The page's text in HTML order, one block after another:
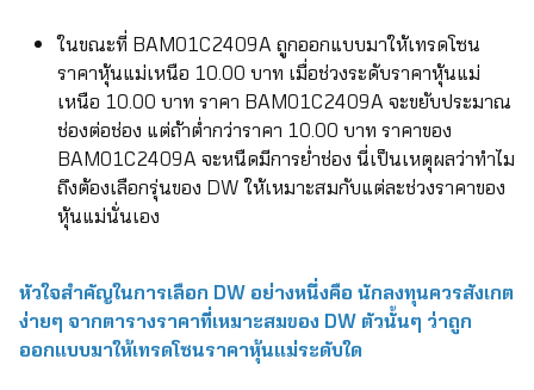
ในขณะที่ BAM01C2409A ถูกออกแบบมาให้เทรดโซน
ราคาหุ้นแม่เหนือ 10.00 บาท เมื่อช่วงระดับราคาหุ้นแม่
เหนือ 10.00 บาท ราคา BAM01C2409A จะขยับประมาณ
ช่องต่อช่อง แต่ถ้าต่ำกว่าราคา 10.00 บาท ราคาของ
BAM01C2409A จะหนืดมีการย่ำช่อง นี่เป็นเหตุผลว่าทำไม
ถึงต้องเลือกรุ่นของ DW ให้เหมาะสมกับแต่ละช่วงราคาของ
หุ้นแม่นั่นเอง
หัวใจสำคัญในการเลือก DW อย่างหนึ่งคือ นักลงทุนควรสังเกต
ง่ายๆ จากตารางราคาที่เหมาะสมของ DW ตัวนั้นๆ ว่าถูก
ออกแบบมาให้เทรดโซนราคาหุ้นแม่ระดับใด